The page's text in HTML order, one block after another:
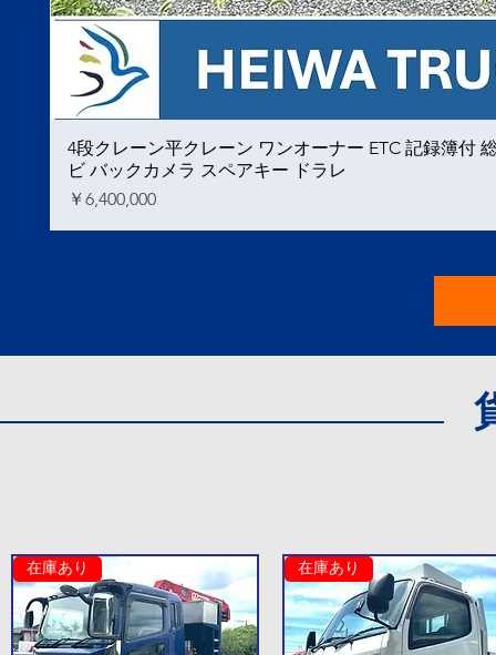
4段クレーン平クレーン ワンオーナー ETC 記録簿付
ビ バックカメラ スペアキー ドラレ
価格
￥6,400,000
在庫あり 在庫あり